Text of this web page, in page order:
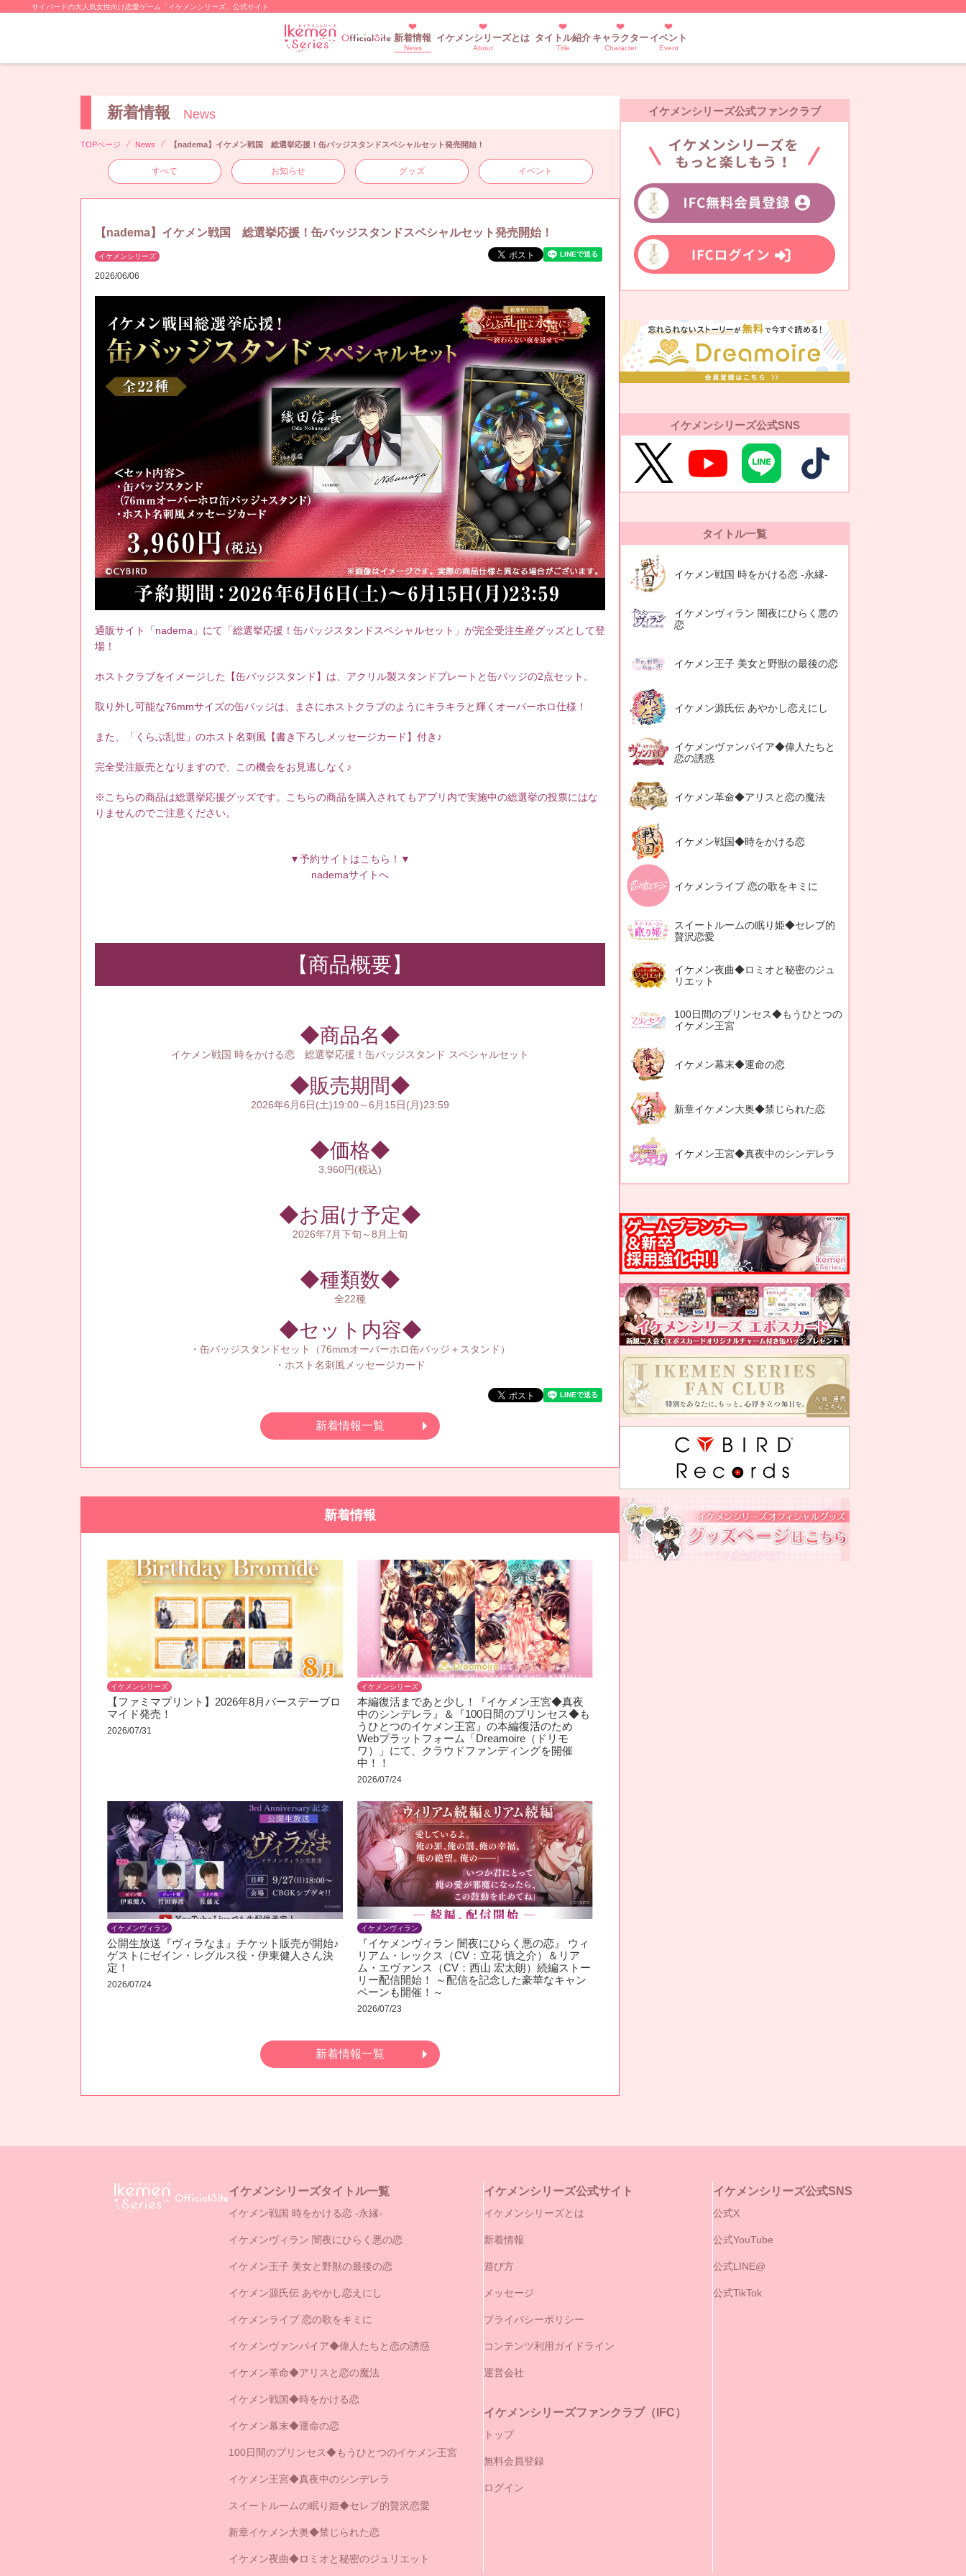
サイバードの大人気女性向け恋愛ゲーム「イケメンシリーズ」公式サイト
新着情報
News
イケメンシリーズとは
About
タイトル紹介
Title
キャラクター
Character
イベント
Event
新着情報 News
TOPページ News 【nadema】イケメン戦国 総選挙応援！缶バッジスタンドスペシャルセット発売開始！
すべて お知らせ グッズ イベント
【nadema】イケメン戦国 総選挙応援！缶バッジスタンドスペシャルセット発売開始！
イケメンシリーズ
2026/06/06
通販サイト「nadema」にて「総選挙応援！缶バッジスタンドスペシャルセット」が完全受注生産グッズとして登
場！
ホストクラブをイメージした【缶バッジスタンド】は、アクリル製スタンドプレートと缶バッジの2点セット。
取り外し可能な76mmサイズの缶バッジは、まさにホストクラブのようにキラキラと輝くオーバーホロ仕様！
また、「くらぶ乱世」のホスト名刺風【書き下ろしメッセージカード】付き♪
完全受注販売となりますので、この機会をお見逃しなく♪
※こちらの商品は総選挙応援グッズです。こちらの商品を購入されてもアプリ内で実施中の総選挙の投票にはな
りませんのでご注意ください。
▼予約サイトはこちら！▼
nademaサイトへ
【商品概要】
◆商品名◆
イケメン戦国 時をかける恋 総選挙応援！缶バッジスタンド スペシャルセット
◆販売期間◆
2026年6月6日(土)19:00～6月15日(月)23:59
◆価格◆
3,960円(税込)
◆お届け予定◆
2026年7月下旬～8月上旬
◆種類数◆
全22種
◆セット内容◆
・缶バッジスタンドセット（76mmオーバーホロ缶バッジ＋スタンド）
・ホスト名刺風メッセージカード
新着情報一覧
新着情報
イケメンシリーズ
【ファミマプリント】2026年8月バースデーブロ
マイド発売！
2026/07/31
イケメンシリーズ
本編復活まであと少し！『イケメン王宮◆真夜
中のシンデレラ』＆『100日間のプリンセス◆も
うひとつのイケメン王宮』の本編復活のため
Webプラットフォーム「Dreamoire（ドリモ
ワ）」にて、クラウドファンディングを開催
中！！
2026/07/24
イケメンヴィラン
公開生放送『ヴィラなま』チケット販売が開始♪
ゲストにゼイン・レグルス役・伊東健人さん決
定！
2026/07/24
イケメンヴィラン
『イケメンヴィラン 闇夜にひらく悪の恋』 ウィ
リアム・レックス（CV：立花 慎之介）＆リア
ム・エヴァンス（CV：西山 宏太朗）続編ストー
リー配信開始！ ～配信を記念した豪華なキャン
ペーンも開催！～
2026/07/23
新着情報一覧
イケメンシリーズ公式ファンクラブ
イケメンシリーズ公式SNS
タイトル一覧
イケメン戦国 時をかける恋 -永縁-
イケメンヴィラン 闇夜にひらく悪の
恋
イケメン王子 美女と野獣の最後の恋
イケメン源氏伝 あやかし恋えにし
イケメンヴァンパイア◆偉人たちと
恋の誘惑
イケメン革命◆アリスと恋の魔法
イケメン戦国◆時をかける恋
イケメンライブ 恋の歌をキミに
スイートルームの眠り姫◆セレブ的
贅沢恋愛
イケメン夜曲◆ロミオと秘密のジュ
リエット
100日間のプリンセス◆もうひとつの
イケメン王宮
イケメン幕末◆運命の恋
新章イケメン大奥◆禁じられた恋
イケメン王宮◆真夜中のシンデレラ
イケメンシリーズタイトル一覧
イケメン戦国 時をかける恋 -永縁-
イケメンヴィラン 闇夜にひらく悪の恋
イケメン王子 美女と野獣の最後の恋
イケメン源氏伝 あやかし恋えにし
イケメンライブ 恋の歌をキミに
イケメンヴァンパイア◆偉人たちと恋の誘惑
イケメン革命◆アリスと恋の魔法
イケメン戦国◆時をかける恋
イケメン幕末◆運命の恋
100日間のプリンセス◆もうひとつのイケメン王宮
イケメン王宮◆真夜中のシンデレラ
スイートルームの眠り姫◆セレブ的贅沢恋愛
新章イケメン大奥◆禁じられた恋
イケメン夜曲◆ロミオと秘密のジュリエット
イケメンシリーズ公式サイト
イケメンシリーズとは
新着情報
遊び方
メッセージ
プライバシーポリシー
コンテンツ利用ガイドライン
運営会社
イケメンシリーズファンクラブ（IFC）
トップ
無料会員登録
ログイン
イケメンシリーズ公式SNS
公式X
公式YouTube
公式LINE@
公式TikTok